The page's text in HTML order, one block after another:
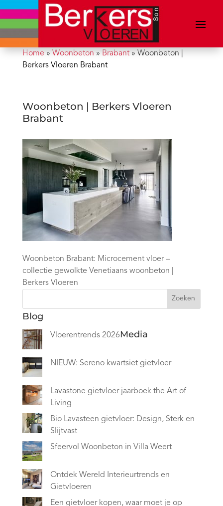
Home» Woonbeton » Brabant» Woonbeton |
Berkers Vloeren Brabant
Woonbeton | Berkers Vloeren
Brabant
Woonbeton Brabant: Microcement vloer –
collectie gewolkte Venetiaans woonbeton |
Berkers Vloeren
Zoeken
Blog
Vloerentrends 2026
NIEUW: Sereno kwartsiet gietvloer
Lavastone gietvloer jaarboek the Art of
Living
Bio Lavasteen gietvloer: Design, Sterk en
Slijtvast
Sfeervol Woonbeton in Villa Weert
Ontdek Wereld Interieurtrends en
Gietvloeren
Een gietvloer kopen, waar moet je op
Media